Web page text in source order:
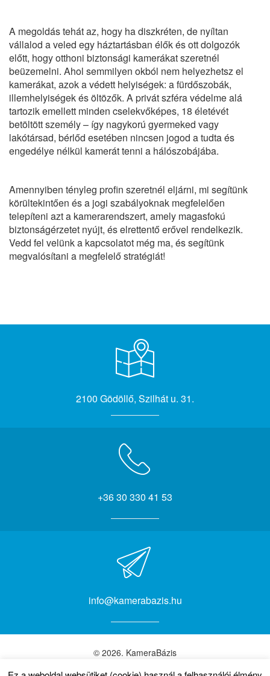
A megoldás tehát az, hogy ha diszkréten, de nyíltan
vállalod a veled egy háztartásban élők és ott dolgozók
előtt, hogyotthoni biztonsági kamerákatszeretnél
beüzemelni. Ahol semmilyen okból nem helyezhetsz el
kamerákat, azok a védett helyiségek: a fürdőszobák,
illemhelyiségek és öltözők. A privát szféra védelme alá
tartozik emellett minden cselekvőképes, 18 életévét
betöltött személy – így nagykorú gyermeked vagy
lakótársad, bérlőd esetében nincsen jogod a tudta és
engedélye nélkül kamerát tenni a hálószobájába.
Amennyiben tényleg profin szeretnél eljárni, mi segítünk
körültekintően és a jogi szabályoknak megfelelően
telepíteni azt a kamerarendszert, amely magasfokú
biztonságérzetet nyújt, és elrettentő erővel rendelkezik.
Vedd fel velünk a kapcsolatot még ma, és segítünk
megvalósítani a megfelelő stratégiát!
2100 Gödöllő, Szilhát u. 31.
+36 30 330 41 53
info@kamerabazis.hu
© 2026. KameraBázis